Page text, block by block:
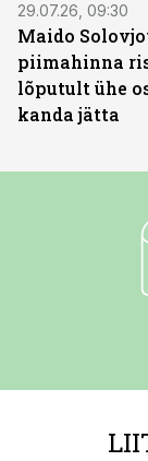
29.07.26, 09:30
Maido
piimahinna
lõputult ühe
kanda jätta